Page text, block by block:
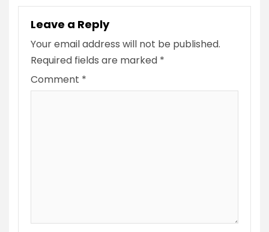
Leave a Reply
Your email address will not be published.
Required fields are marked *
Comment *